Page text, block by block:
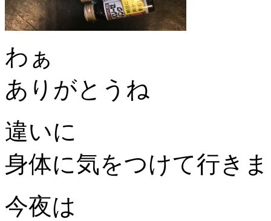
わぁ
ありがとうね
違いに
身体に気をつけて行き
今夜は